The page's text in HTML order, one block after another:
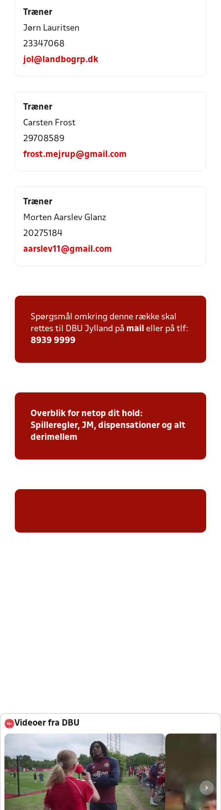
Træner
Jørn Lauritsen
23347068
jol@landbogrp.dk
Træner
Carsten Frost
29708589
frost.mejrup@gmail.com
Træner
Morten Aarslev Glanz
20275184
aarslev11@gmail.com
Spørgsmål omkring denne række skal
rettes til DBU Jylland på mail eller på tlf:
8939 9999
Overblik for netop dit hold:
Spilleregler, JM, dispensationer og alt
derimellem
Videoer fra DBU